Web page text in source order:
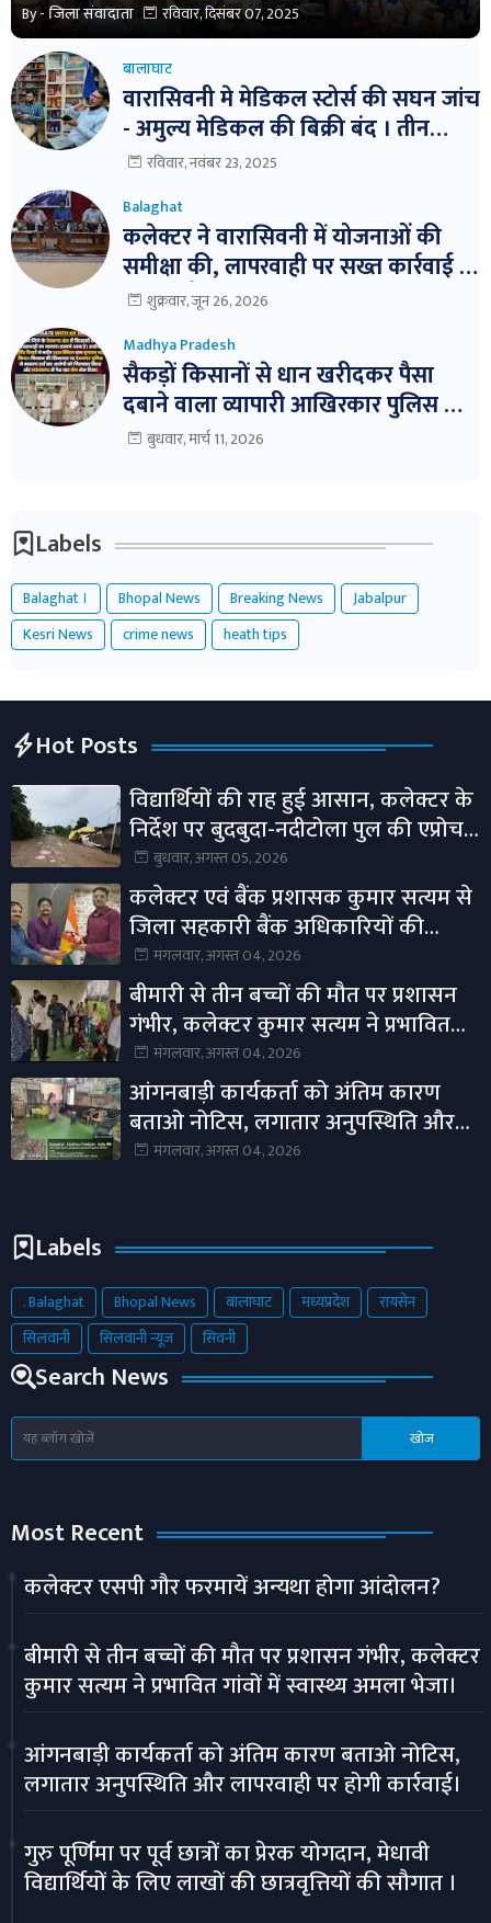
By - जिला संवादाता रविवार, दिसंबर 07, 2025
बालाघाट
वारासिवनी मे मेडिकल स्टोर्स की सघन जांच
- अमुल्य मेडिकल की बिक्री बंद । तीन
दवाईयो के नमुने जांच हेतु भेजे ।
रविवार, नवंबर 23, 2025
Balaghat
कलेक्टर ने वारासिवनी में योजनाओं की
समीक्षा की, लापरवाही पर सख्त कार्रवाई के
निर्देश। बैठक में विभागवार समीक्षा,
कार्रवाई के निर्देश
शुक्रवार, जून 26, 2026
Madhya Pradesh
सैकड़ों किसानों से धान खरीदकर पैसा
दबाने वाला व्यापारी आखिरकार पुलिस के
शिकंजे में!
बुधवार, मार्च 11, 2026
Labels
Balaghat । Bhopal News Breaking News
Jabalpur
Kesri News
crime news heath tips
Hot Posts
विद्यार्थियों की राह हुई आसान, कलेक्टर के
निर्देश पर बुदबुदा-नदीटोला पुल की एप्रोच
रोड तैयार।
बुधवार, अगस्त 05, 2026
कलेक्टर एवं बैंक प्रशासक कुमार सत्यम से
जिला सहकारी बैंक अधिकारियों की
सौजन्य भेंट।
मंगलवार, अगस्त 04, 2026
बीमारी से तीन बच्चों की मौत पर प्रशासन
गंभीर, कलेक्टर कुमार सत्यम ने प्रभावित
गांवों में स्वास्थ्य अमला भेजा।
मंगलवार, अगस्त 04, 2026
आंगनबाड़ी कार्यकर्ता को अंतिम कारण
बताओ नोटिस, लगातार अनुपस्थिति और
लापरवाही पर होगी कार्रवाई।
मंगलवार, अगस्त 04, 2026
Labels
. Balaghat Bhopal News बालाघाट मध्यप्रदेश
रायसेन
सिलवानी
सिलवानी न्यूज़ सिवनी
Search News
Most Recent
कलेक्टर एसपी गौर फरमायें अन्यथा होगा आंदोलन?
बीमारी से तीन बच्चों की मौत पर प्रशासन गंभीर, कलेक्टर
कुमार सत्यम ने प्रभावित गांवों में स्वास्थ्य अमला भेजा।
आंगनबाड़ी कार्यकर्ता को अंतिम कारण बताओ नोटिस,
लगातार अनुपस्थिति और लापरवाही पर होगी कार्रवाई।
गुरु पूर्णिमा पर पूर्व छात्रों का प्रेरक योगदान, मेधावी
विद्यार्थियों के लिए लाखों की छात्रवृत्तियों की सौगात ।